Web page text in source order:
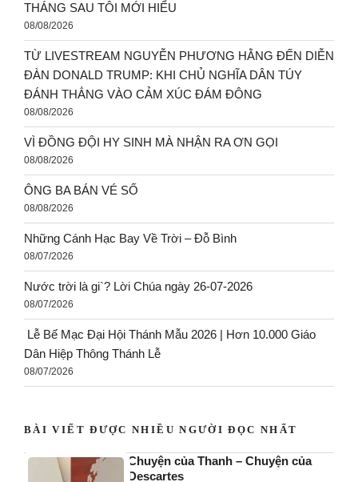
THÁNG SAU TÔI MỚI HIỂU
08/08/2026
TỪ LIVESTREAM NGUYỄN PHƯƠNG HẰNG ĐẾN DIỄN
ĐÀN DONALD TRUMP: KHI CHỦ NGHĨA DÂN TÚY
ĐÁNH THẲNG VÀO CẢM XÚC ĐÁM ĐÔNG
08/08/2026
VÌ ĐỒNG ĐỘI HY SINH MÀ NHẬN RA ƠN GỌI
08/08/2026
ÔNG BA BÁN VÉ SỐ
08/08/2026
Những Cánh Hạc Bay Về Trời – Đỗ Bình
08/07/2026
Nước trời là gi`? Lời Chúa ngày 26-07-2026
08/07/2026
Lễ Bế Mạc Đại Hội Thánh Mẫu 2026 | Hơn 10.000 Giáo
Dân Hiệp Thông Thánh Lễ
08/07/2026
BÀI VIẾT ĐƯỢC NHIỀU NGƯỜI ĐỌC NHẤT
Chuyện của Thanh – Chuyện của
Descartes